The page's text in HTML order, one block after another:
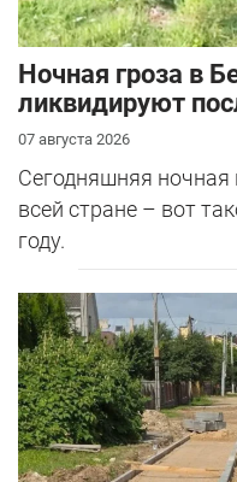
Ночная гроза в
ликвидируют
07 августа 2026
Сегодняшняя ночная
всей стране – вот
году.